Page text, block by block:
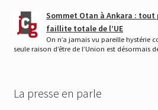
Sommet Otan à Ankara : tout
faillite totale de l’UE
On n’a jamais vu pareille hystérie
seule raison d’être de l’Union est désormais
La presse en parle